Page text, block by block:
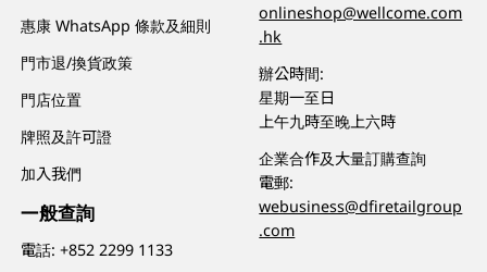
惠康 WhatsApp 條款及細則
門市退/換貨政策
門店位置
牌照及許可證
加入我們
一般查詢
電話:+852 2299 1133
onlineshop@wellcome.com
.hk
辦公時間:
星期一至日
上午九時至晚上六時
企業合作及大量訂購查詢
電郵:
webusiness@dfiretailgroup
.com